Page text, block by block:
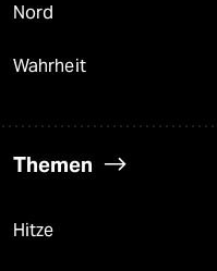
Nord
Wahrheit
Themen
Hitze